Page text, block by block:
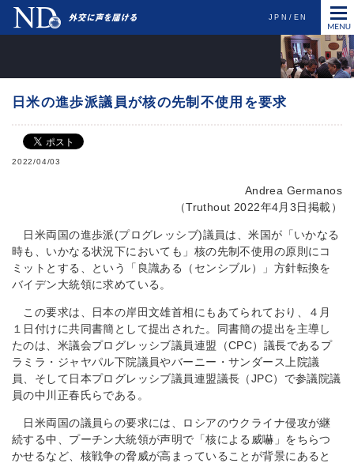
JPN EN
日米の進歩派議員が核の先制不使用を要求
2022/04/03
Andrea Germanos
（Truthout 2022年4月3日掲載）
日米両国の進歩派(プログレッシブ)議員は、米国が「いかなる
時も、いかなる状況下においても」核の先制不使用の原則にコ
ミットとする、という「良識ある（センシブル）」方針転換を
バイデン大統領に求めている。
この要求は、日本の岸田文雄首相にもあてられており、４月
１日付けに共同書簡として提出された。同書簡の提出を主導し
たのは、米議会プログレッシブ議員連盟（CPC）議長であるプ
ラミラ・ジャヤパル下院議員やバーニー・サンダース上院議
員、そして日本プログレッシブ議員連盟議長（JPC）で参議院議
員の中川正春氏らである。
日米両国の議員らの要求には、ロシアのウクライナ侵攻が継
続する中、プーチン大統領が声明で「核による威嚇」をちらつ
かせるなど、核戦争の脅威が高まっていることが背景にあると